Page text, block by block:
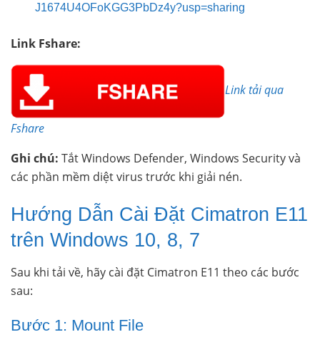
J1674U4OFoKGG3PbDz4y?usp=sharing
Link Fshare:
Link tải qua
Fshare
Ghi chú: Tắt Windows Defender, Windows Security và
các phần mềm diệt virus trước khi giải nén.
Hướng Dẫn Cài Đặt Cimatron E11
trên Windows 10, 8, 7
Sau khi tải về, hãy cài đặt Cimatron E11 theo các bước
sau:
Bước 1: Mount File